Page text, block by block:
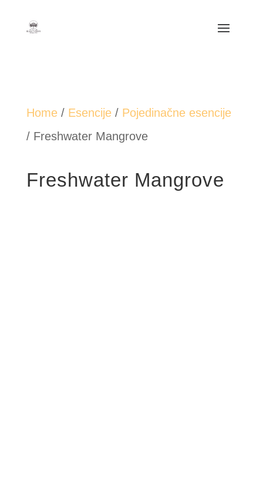
Home/ Esencije/ Pojedinačne esencije
/ Freshwater Mangrove
Freshwater Mangrove